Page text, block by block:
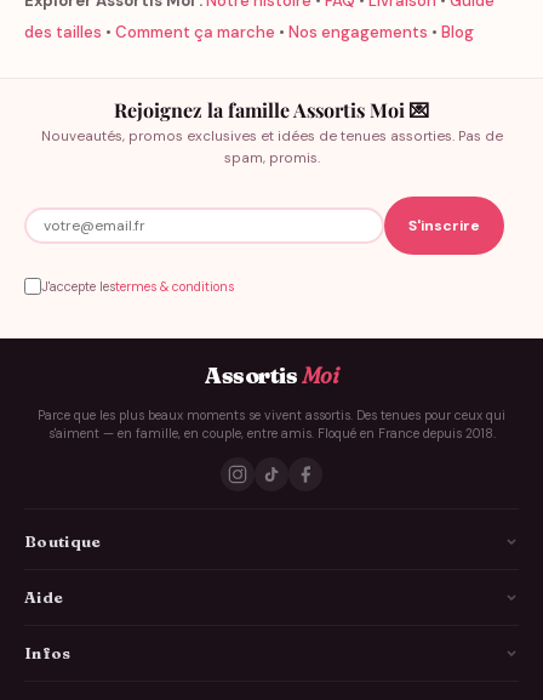
des tailles • Comment ça marche • Nos engagements • Blog
Rejoignez la famille Assortis Moi 💌
Nouveautés, promos exclusives et idées de tenues assorties. Pas de
spam, promis.
J'accepte lestermes & conditions
AssortisMoi
Parce que les plus beaux moments se vivent assortis. Des tenues pour ceux qui
s'aiment — en famille, en couple, entre amis. Floqué en France depuis 2018.
Boutique
Aide
Infos